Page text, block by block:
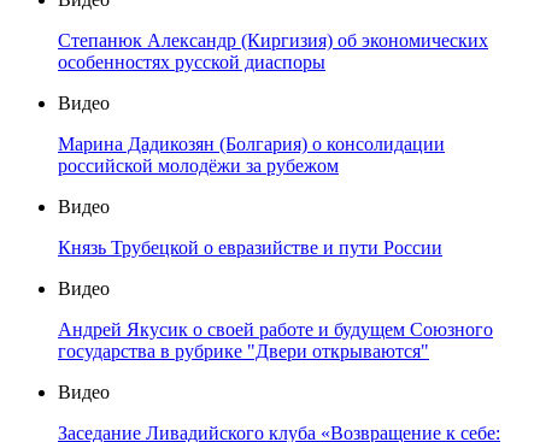
Степанюк Александр (Киргизия) об экономических
особенностях русской диаспоры
Видео
Марина Дадикозян (Болгария) о консолидации
российской молодёжи за рубежом
Видео
Князь Трубецкой о евразийстве и пути России
Видео
Андрей Якусик о своей работе и будущем Союзного
государства в рубрике "Двери открываются"
Видео
Заседание Ливадийского клуба «Возвращение к себе: